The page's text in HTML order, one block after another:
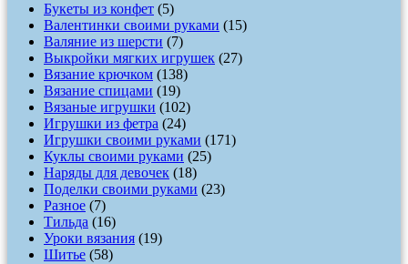
Букеты из конфет (5)
Валентинки своими руками (15)
Валяние из шерсти (7)
Выкройки мягких игрушек (27)
Вязание крючком (138)
Вязание спицами (19)
Вязаные игрушки (102)
Игрушки из фетра (24)
Игрушки своими руками (171)
Куклы своими руками (25)
Наряды для девочек (18)
Поделки своими руками (23)
Разное (7)
Тильда (16)
Уроки вязания (19)
Шитье (58)